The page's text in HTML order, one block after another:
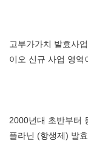
고부가가치 발효사
이오 신규 사업 영역
2000년대 초반부터
플라닌 (항생제) 발